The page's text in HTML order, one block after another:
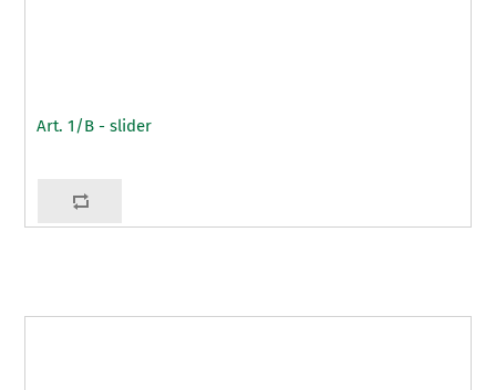
Art. 1/B - slider